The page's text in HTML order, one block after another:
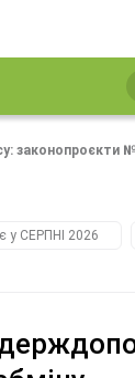
законопроєкти
у СЕРПНІ 2026